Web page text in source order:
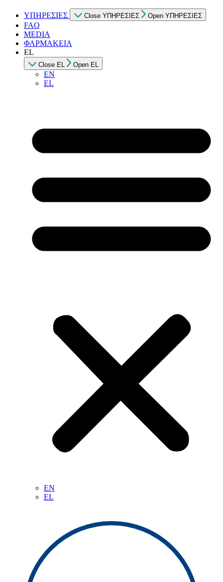
ΥΠΗΡΕΣΙΕΣ Close ΥΠΗΡΕΣΙΕΣ Open ΥΠΗΡΕΣΙΕΣ
FAQ
MEDIA
ΦΑΡΜΑΚΕΙΑ
EL
Close EL Open EL
EN
EL
EN
EL